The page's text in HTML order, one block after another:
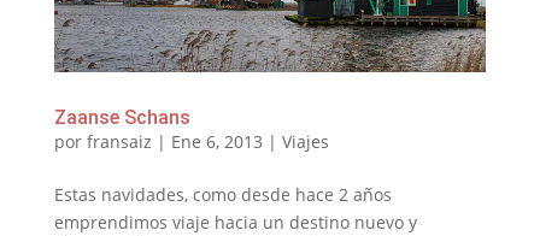
Zaanse Schans
por fransaiz | Ene 6, 2013 | Viajes
Estas navidades, como desde hace 2 años
emprendimos viaje hacia un destino nuevo y